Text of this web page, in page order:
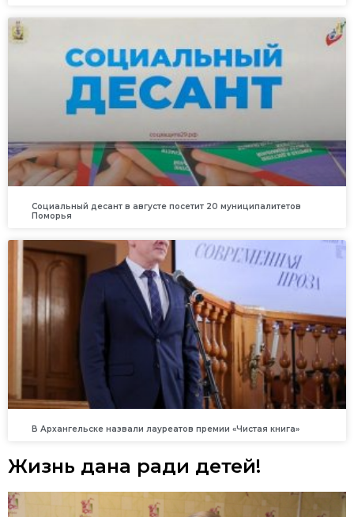
Социальный десант в августе посетит 20 муниципалитетов
Поморья
В Архангельске назвали лауреатов премии «Чистая книга»
Жизнь дана ради детей!